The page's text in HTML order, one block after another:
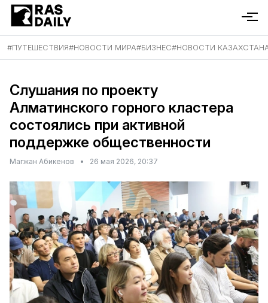
#ПУТЕШЕСТВИЯ#НОВОСТИ МИРА#БИЗНЕС#НОВОСТИ
Слушания по проекту
Алматинского горного кластера
состоялись при активной
поддержке общественности
Магжан Абикенов • 26 мая 2026, 20:37